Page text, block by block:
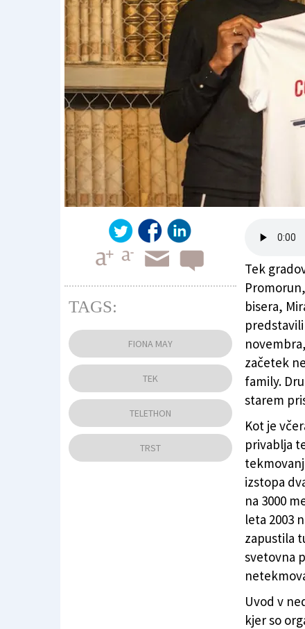
Fiona May in predsednik društva Promorun
Tek
bisera,
začetek
family.
starem
Kot je
privablja
izstopa
na 3000
leta 2003
zapustila
svetovna
Uvod v
kjer so
TAGS:
FIONA MAY
TEK
TELETHON
TRST